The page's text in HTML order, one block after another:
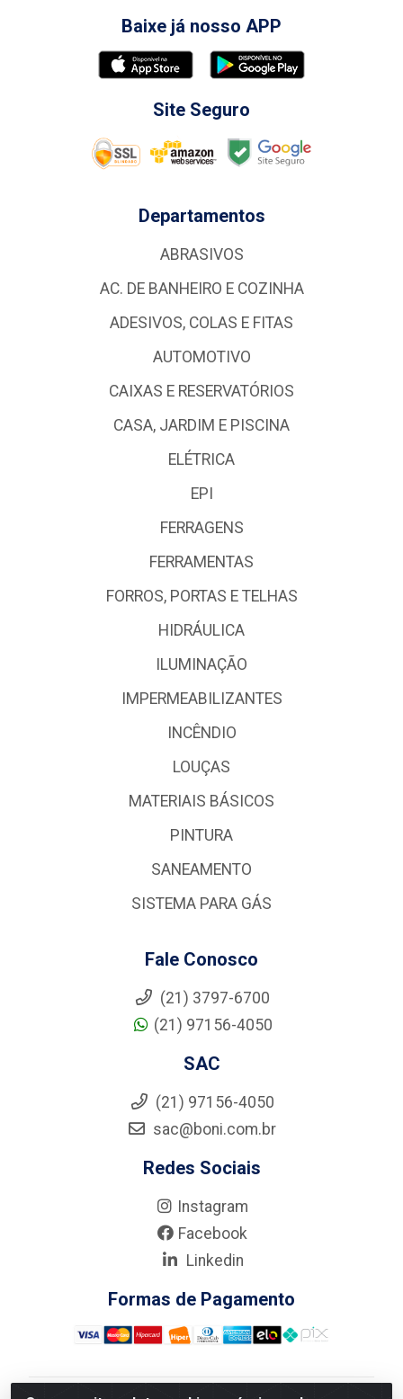
Baixe já nosso APP
Site Seguro
Departamentos
ABRASIVOS
AC. DE BANHEIRO E COZINHA
ADESIVOS, COLAS E FITAS
AUTOMOTIVO
CAIXAS E RESERVATÓRIOS
CASA, JARDIM E PISCINA
ELÉTRICA
EPI
FERRAGENS
FERRAMENTAS
FORROS, PORTAS E TELHAS
HIDRÁULICA
ILUMINAÇÃO
IMPERMEABILIZANTES
INCÊNDIO
LOUÇAS
MATERIAIS BÁSICOS
PINTURA
SANEAMENTO
SISTEMA PARA GÁS
Fale Conosco
(21) 3797-6700
(21) 97156-4050
SAC
(21) 97156-4050
sac@boni.com.br
Redes Sociais
Instagram
Facebook
Linkedin
Formas de Pagamento